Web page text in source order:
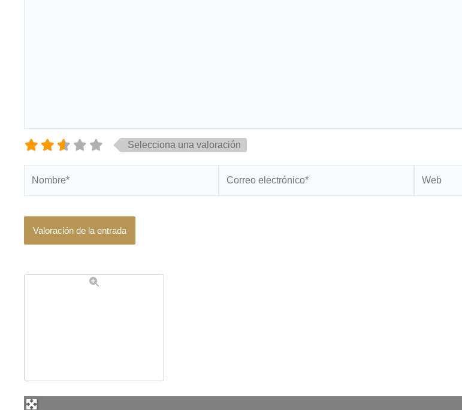
Selecciona una valoración
electrónico*